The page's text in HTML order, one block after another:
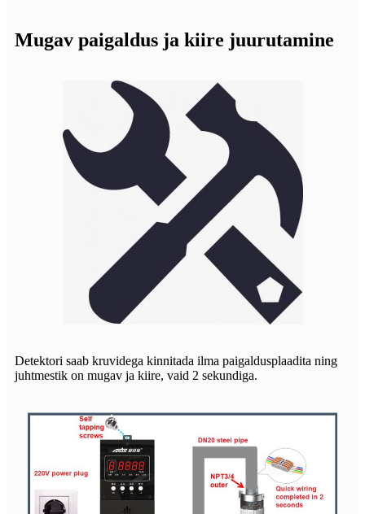
Mugav paigaldus ja kiire juurutamine
Detektori saab kruvidega kinnitada ilma paigaldusplaadita ning
juhtmestik on mugav ja kiire, vaid 2 sekundiga.